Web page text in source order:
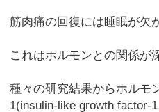
筋肉痛の回復には睡眠が欠
これはホルモンとの関係が
種々の研究結果からホルモ
1(insulin-like growth factor-